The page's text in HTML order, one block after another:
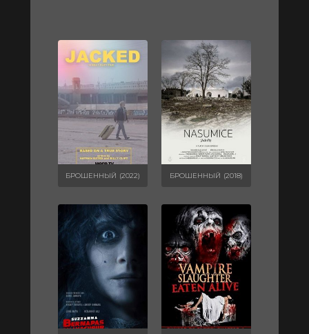
БРОШЕННЫЙ (2022) БРОШЕННЫЙ (2018)